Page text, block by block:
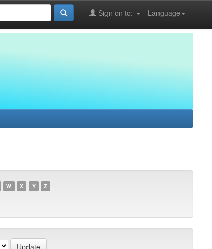
Language
Sign on to:
W X Y Z